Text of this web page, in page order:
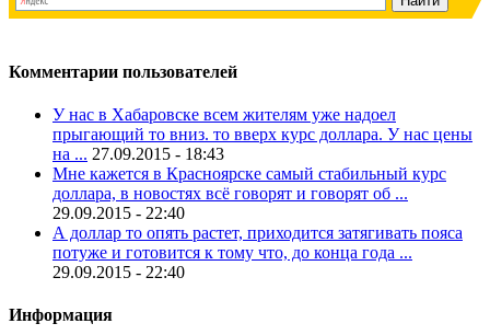
Комментарии пользователей
У нас в Хабаровске всем жителям уже надоел
прыгающий то вниз. то вверх курс доллара. У нас цены
на ... 27.09.2015 - 18:43
Мне кажется в Красноярске самый стабильный курс
доллара, в новостях всё говорят и говорят об ...
29.09.2015 - 22:40
А доллар то опять растет, приходится затягивать пояса
потуже и готовится к тому что, до конца года ...
29.09.2015 - 22:40
Информация